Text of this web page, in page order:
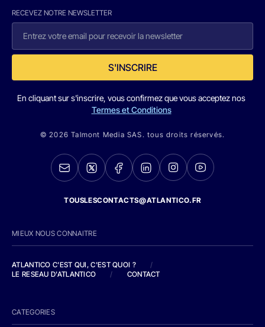
RECEVEZ NOTRE NEWSLETTER
S'INSCRIRE
En cliquant sur s'inscrire, vous confirmez que vous acceptez nos
Termes et Conditions
© 2026 Talmont Media SAS. tous droits réservés.
TOUSLESCONTACTS@ATLANTICO.FR
MIEUX NOUS CONNAITRE
ATLANTICO C'EST QUI, C'EST QUOI ?
/
LE RESEAU D'ATLANTICO
/ CONTACT
CATEGORIES